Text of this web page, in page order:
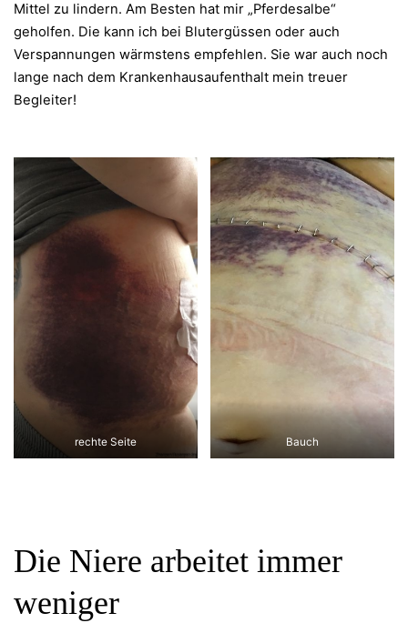
Mittel zu lindern. Am Besten hat mir „Pferdesalbe“
geholfen. Die kann ich bei Blutergüssen oder auch
Verspannungen wärmstens empfehlen. Sie war auch noch
lange nach dem Krankenhausaufenthalt mein treuer
Begleiter!
rechte Seite Bauch
Die Niere arbeitet immer
weniger